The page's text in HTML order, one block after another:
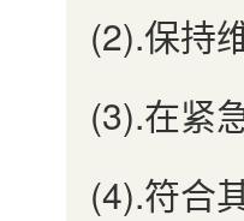
(2).保持
(3).在紧
(4).符合